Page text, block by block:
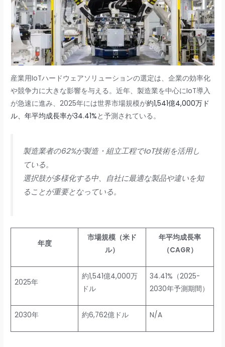
産業用IoTハードウェアソリューションの選定は、企業の効率化
や競争力に大きな影響を与える。近年、製造業を中心にIoT導入
が急速に進み、2025年には世界市場規模が約1,541億4,000万ド
ル、年平均成長率が34.41%と予測されている。
製造業者の62%が製造・組立工程でIoT技術を活用し
ている。
選択肢が多様化する中、自社に最適な製品や違いを知
ることが重要となっている。
年度
市場規模（米ド
ル）
年平均成長率
（CAGR）
2025年
約1,541億4,000万
ドル
34.41%（2025-
2030年予測期間）
2030年 約6,762億ドル N/A